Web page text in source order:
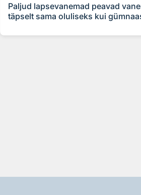
Paljud lapsevanemad peavad
täpselt sama oluliseks kui